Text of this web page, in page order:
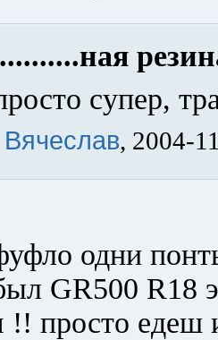
супер,
Вячеслав, 2004-
одни
GR500 R18
!! просто